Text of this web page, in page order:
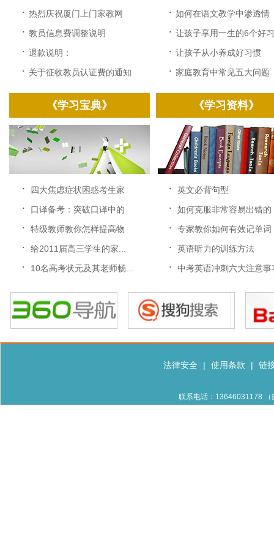
· 热烈庆祝厦门上门家教网
改...
· 教员信息费调整说明
· 退款说明：
· 关于征收教员认证费的通知
· 如何在语文教学中渗透情
感...
· 让孩子享用一生的6个好
· 让孩子从小养成好习惯
· 家庭教育中常见五大问题
《学习宝典》
· 四大焦虑症状困惑考生家
长...
· 口译备考：突破口译中的
速...
· 特级教师教你怎样提高物
理...
· 给2011届高三学生的家...
· 10名高考状元及其老师畅...
《学习资料》
· 英文必背句型
· 如何克服非常容易出错的
中...
· 专家教你如何有效记单词
· 英语听力的训练方法
· 中考英语冲刺六大注意事
法律安全 | 使用条款 | 链
联系电话：13646031178